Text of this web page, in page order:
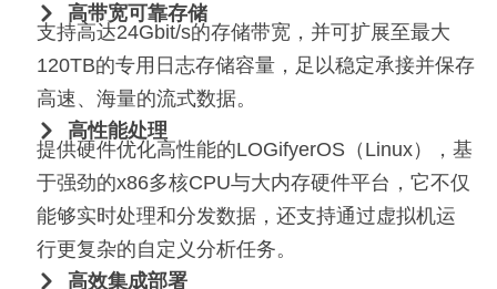
高带宽可靠存储
支持高达24Gbit/s的存储带宽，并可扩展至最大
120TB的专用日志存储容量，足以稳定承接并保存
高速、海量的流式数据。
高性能处理
提供硬件优化高性能的LOGifyerOS（Linux），基
于强劲的x86多核CPU与大内存硬件平台，它不仅
能够实时处理和分发数据，还支持通过虚拟机运
行更复杂的自定义分析任务。
高效集成部署